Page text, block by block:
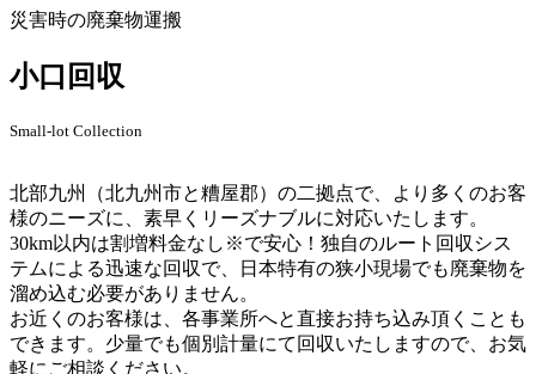
災害時の廃棄物運搬
小口回収
Small-lot Collection
北部九州（北九州市と糟屋郡）の二拠点で、より多くのお客
様のニーズに、素早くリーズナブルに対応いたします。
30km以内は割増料金なし※で安心！独自のルート回収シス
テムによる迅速な回収で、日本特有の狭小現場でも廃棄物を
溜め込む必要がありません。
お近くのお客様は、各事業所へと直接お持ち込み頂くことも
できます。少量でも個別計量にて回収いたしますので、お気
軽にご相談ください。